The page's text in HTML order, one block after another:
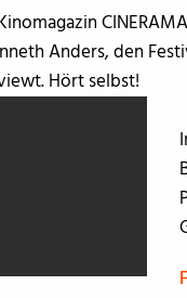
Anders, den
Hört selbst!